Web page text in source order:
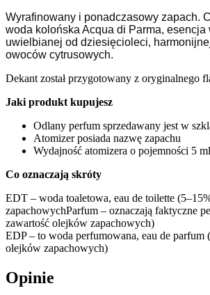
Wyrafinowany i ponadczasowy zapach.
woda kolońska Acqua di Parma, esencja
uwielbianej od dziesięcioleci,
owoców cytrusowych.
Dekant został przygotowany z oryginalnego
Jaki produkt kupujesz
Odlany perfum sprzedawany jest w
Atomizer posiada nazwę zapachu
Wydajność atomizera o pojemności 5 ml
Co oznaczają skróty
EDT – woda toaletowa, eau de toilette
zapachowychParfum – oznaczają faktyczne
zawartość olejków zapachowych)
EDP – to woda perfumowana, eau de parfum
olejków zapachowych)
Opinie